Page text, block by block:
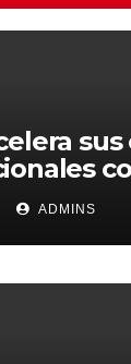
en su
ADMINS